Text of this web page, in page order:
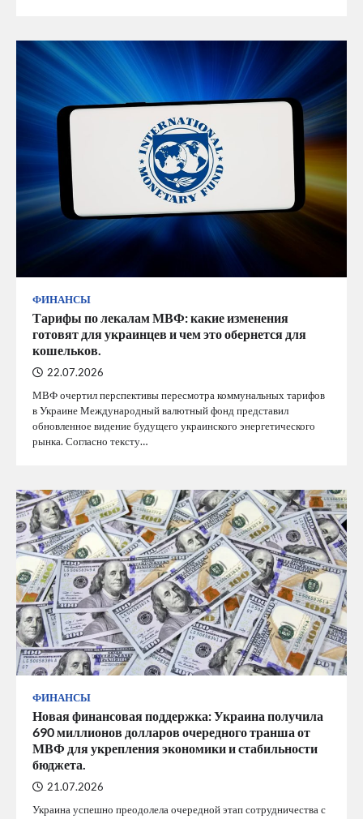
ФИНАНСЫ
Тарифы по лекалам МВФ: какие изменения
готовят для украинцев и чем это обернется для
кошельков.
22.07.2026
МВФ очертил перспективы пересмотра коммунальных тарифов
в Украине Международный валютный фонд представил
обновленное видение будущего украинского энергетического
рынка. Согласно тексту…
ФИНАНСЫ
Новая финансовая поддержка: Украина получила
690 миллионов долларов очередного транша от
МВФ для укрепления экономики и стабильности
бюджета.
21.07.2026
Украина успешно преодолела очередной этап сотрудничества с